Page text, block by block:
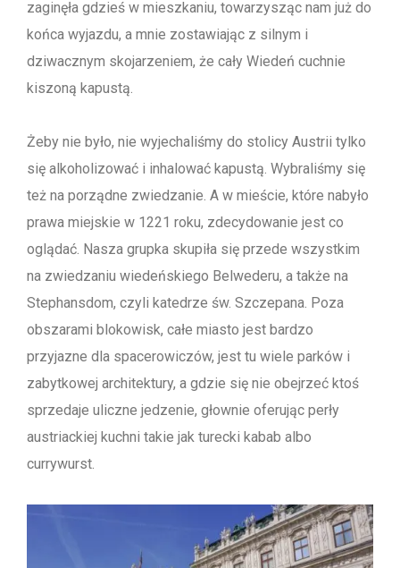
zaginęła gdzieś w mieszkaniu, towarzysząc nam już do
końca wyjazdu, a mnie zostawiając z silnym i
dziwacznym skojarzeniem, że cały Wiedeń cuchnie
kiszoną kapustą.
Żeby nie było, nie wyjechaliśmy do stolicy Austrii tylko
się alkoholizować i inhalować kapustą. Wybraliśmy się
też na porządne zwiedzanie. A w mieście, które nabyło
prawa miejskie w 1221 roku, zdecydowanie jest co
oglądać. Nasza grupka skupiła się przede wszystkim
na zwiedzaniu wiedeńskiego Belwederu, a także na
Stephansdom, czyli katedrze św. Szczepana. Poza
obszarami blokowisk, całe miasto jest bardzo
przyjazne dla spacerowiczów, jest tu wiele parków i
zabytkowej architektury, a gdzie się nie obejrzeć ktoś
sprzedaje uliczne jedzenie, głownie oferując perły
austriackiej kuchni takie jak turecki kabab albo
currywurst.